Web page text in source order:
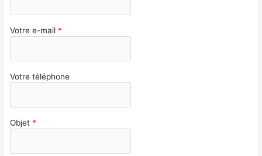
Votre e-mail *
Votre téléphone
Objet *